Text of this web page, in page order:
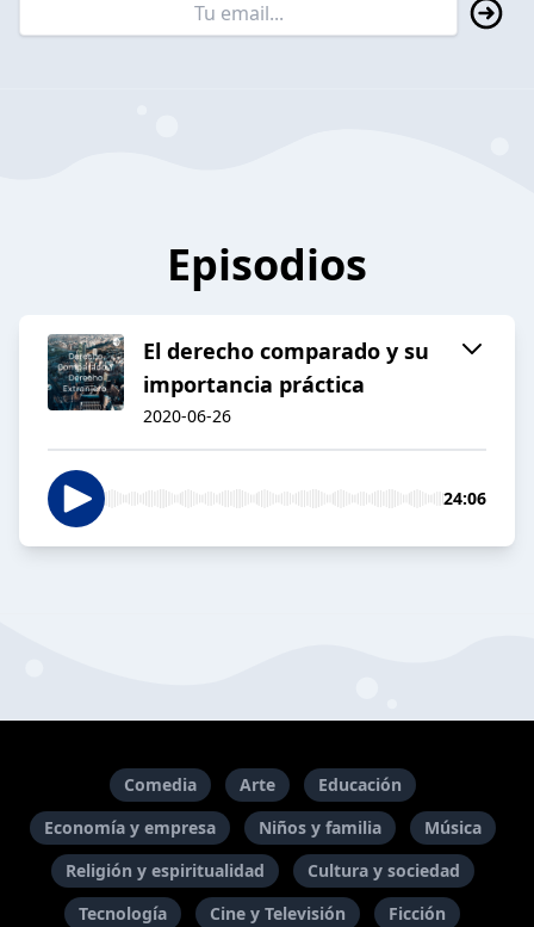
Episodios
El derecho comparado y su
importancia práctica
2020-06-26
24:06
Comedia Arte
Educación
Economía y empresa
Niños y familia
Música
Religión y espiritualidad
Cultura y sociedad
Tecnología
Cine y Televisión Ficción